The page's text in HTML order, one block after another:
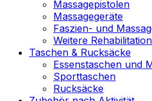
Massagepistolen
Massagegeräte
Faszien- und
Weitere
Taschen & Rucksäcke
Essenstaschen und
Sporttaschen
Rucksäcke